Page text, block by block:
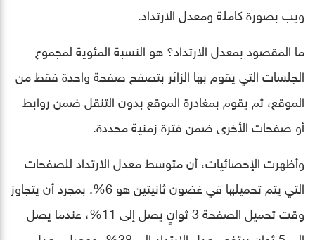
ويب بصورة كاملة ومعدل الارتداد.
ما المقصود بمعدل الارتداد؟ هو النسبة المئوية لمجموع
الجلسات التي يقوم بها الزائر بتصفح صفحة واحدة فقط من
الموقع، ثم يقوم بمغادرة الموقع بدون التنقل ضمن روابط
أو صفحات الأخرى ضمن فترة زمنية محددة.
وأظهرت الإحصائيات، أن متوسط ​​معدل الارتداد للصفحات
التي يتم تحميلها في غضون ثانيتين هو 6%. بمجرد أن يتجاوز
وقت تحميل الصفحة 3 ثوانٍ يصل إلى 11%، عندما يصل